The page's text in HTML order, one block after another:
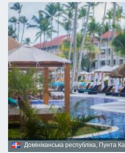
Домініканська республіка, Пунта